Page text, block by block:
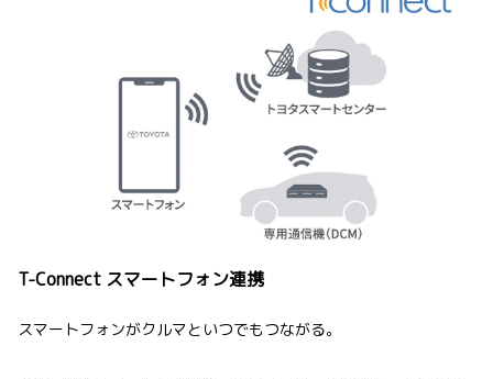
T-Connect スマートフォン連携
スマートフォンがクルマといつでもつながる。